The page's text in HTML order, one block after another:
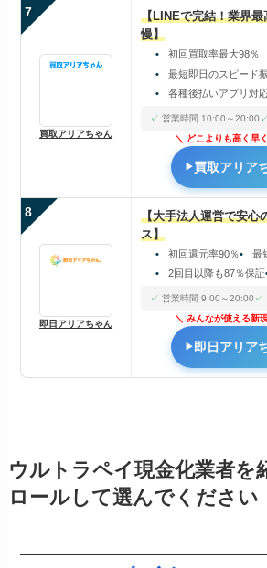
7
買取アリアちゃん
【LINEで完結！業界最
慢】
初回買取率最大98％
最短即日のスピード
各種後払いアプリ対
営業時間 10:00～20:00
どこよりも高く早
買取アリア
8
即日アリアちゃん
【大手法人運営で安心
ス】
初回還元率90％
最
2回目以降も87％保証
営業時間 9:00～20:00
みんなが使える新
即日アリア
ウルトラペイ現金化業者を
ロールして選んでください